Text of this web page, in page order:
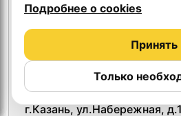
Идель Студио
г.Казань, ул.Набережная,
Подробнее о cookies
Только
Принять